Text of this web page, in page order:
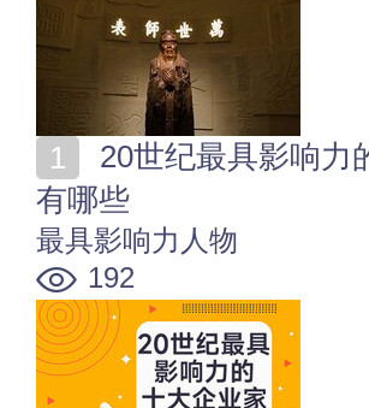
有哪些
最具影响力人物
192